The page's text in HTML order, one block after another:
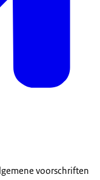
voorschriften